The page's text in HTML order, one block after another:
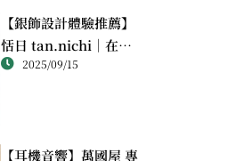
【銀飾設計體驗推薦】
恬日 tan.nichi｜在萬
華靜巷，親手完成屬於
2025/09/15
【耳機音響】萬國屋 專